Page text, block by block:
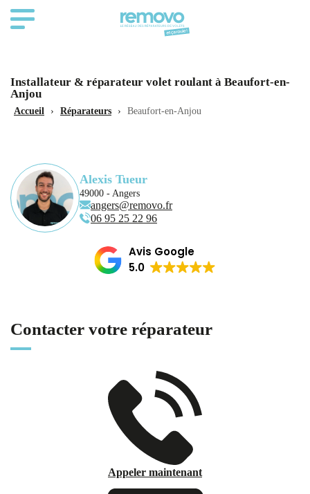
Installateur & réparateur volet roulant à Beaufort-en-
Anjou
Accueil › Réparateurs › Beaufort-en-Anjou
Alexis Tueur
49000 - Angers
angers@removo.fr
06 95 25 22 96
Avis Google
5.0
Contacter votre réparateur
Appeler maintenant